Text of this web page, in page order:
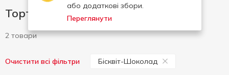
або додаткові збори.
Переглянути
Торти і тістечка Бісквіт-Шоколад
2 товари
Очистити всі фільтри Бісквіт-Шоколад